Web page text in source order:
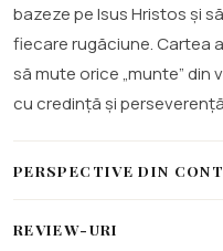
bazeze pe Isus Hristos și
fiecare rugăciune. Cartea
să mute orice „munte”
cu credință și
PERSPECTIVE DIN
REVIEW-URI